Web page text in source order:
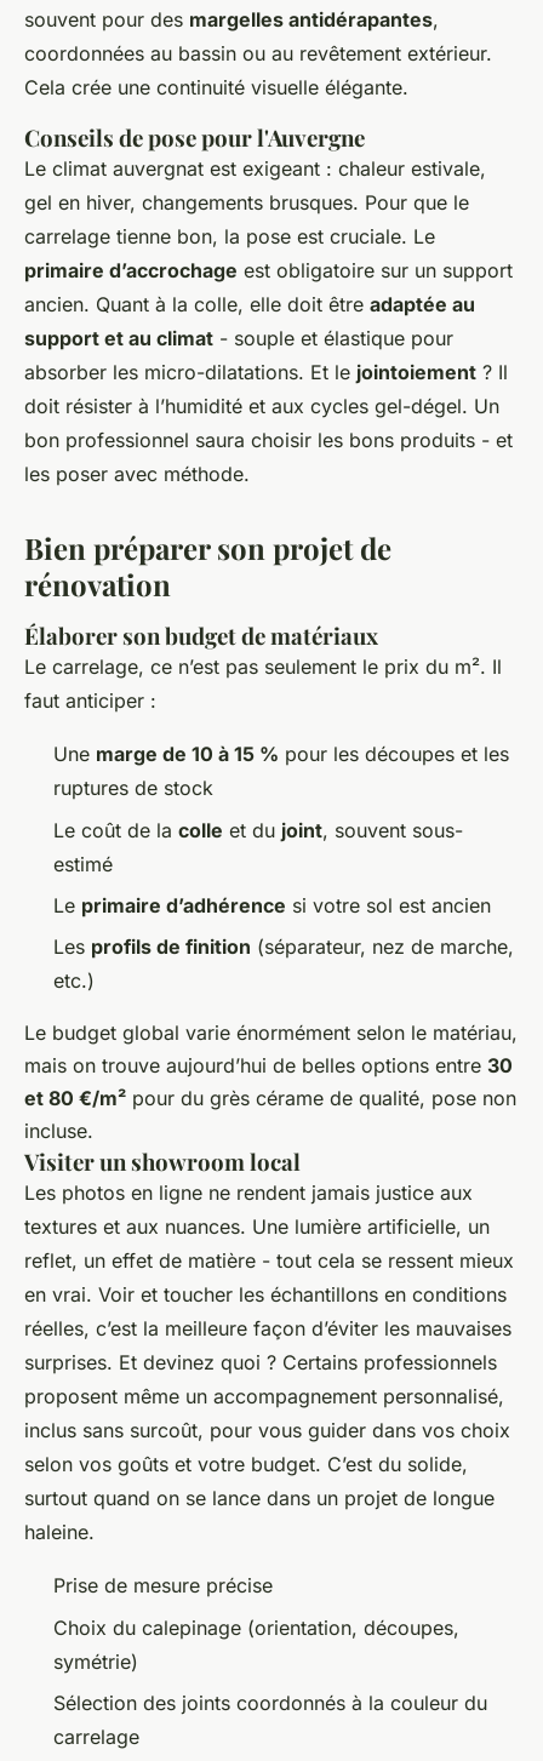
souvent pour des margelles antidérapantes,
coordonnées au bassin ou au revêtement extérieur.
Cela crée une continuité visuelle élégante.
Conseils de pose pour l'Auvergne
Le climat auvergnat est exigeant : chaleur estivale,
gel en hiver, changements brusques. Pour que le
carrelage tienne bon, la pose est cruciale. Le
primaire d’accrochage est obligatoire sur un support
ancien. Quant à la colle, elle doit être adaptée au
support et au climat - souple et élastique pour
absorber les micro-dilatations. Et le jointoiement ? Il
doit résister à l’humidité et aux cycles gel-dégel. Un
bon professionnel saura choisir les bons produits - et
les poser avec méthode.
Bien préparer son projet de
rénovation
Élaborer son budget de matériaux
Le carrelage, ce n’est pas seulement le prix du m². Il
faut anticiper :
Une marge de 10 à 15 % pour les découpes et les
ruptures de stock
Le coût de la colle et du joint, souvent sous-
estimé
Le primaire d’adhérence si votre sol est ancien
Les profils de finition (séparateur, nez de marche,
etc.)
Le budget global varie énormément selon le matériau,
mais on trouve aujourd’hui de belles options entre 30
et 80 €/m² pour du grès cérame de qualité, pose non
incluse.
Visiter un showroom local
Les photos en ligne ne rendent jamais justice aux
textures et aux nuances. Une lumière artificielle, un
reflet, un effet de matière - tout cela se ressent mieux
en vrai. Voir et toucher les échantillons en conditions
réelles, c’est la meilleure façon d’éviter les mauvaises
surprises. Et devinez quoi ? Certains professionnels
proposent même un accompagnement personnalisé,
inclus sans surcoût, pour vous guider dans vos choix
selon vos goûts et votre budget. C’est du solide,
surtout quand on se lance dans un projet de longue
haleine.
Prise de mesure précise
Choix du calepinage (orientation, découpes,
symétrie)
Sélection des joints coordonnés à la couleur du
carrelage